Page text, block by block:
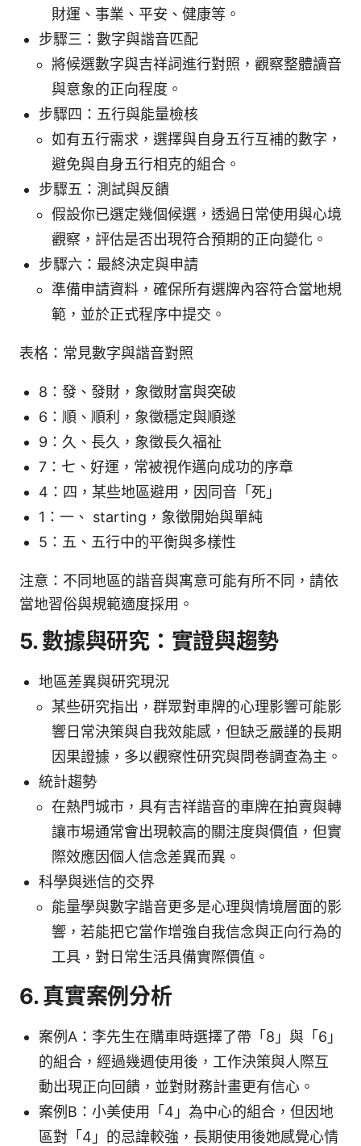
財運、事業、平安、健康等。
步驟三：數字與諧音匹配
將候選數字與吉祥詞進行對照，觀察整體讀音
與意象的正向程度。
步驟四：五行與能量檢核
如有五行需求，選擇與自身五行互補的數字，
避免與自身五行相克的組合。
步驟五：測試與反饋
假設你已選定幾個候選，透過日常使用與心境
觀察，評估是否出現符合預期的正向變化。
步驟六：最終決定與申請
準備申請資料，確保所有選牌內容符合當地規
範，並於正式程序中提交。
表格：常見數字與諧音對照
8：發、發財，象徵財富與突破
6：順、順利，象徵穩定與順遂
9：久、長久，象徵長久福祉
7：七、好運，常被視作邁向成功的序章
4：四，某些地區避用，因同音「死」
1：一、 starting，象徵開始與單純
5：五、五行中的平衡與多樣性
注意：不同地區的諧音與寓意可能有所不同，請依
當地習俗與規範適度採用。
5. 數據與研究：實證與趨勢
地區差異與研究現況
某些研究指出，群眾對車牌的心理影響可能影
響日常決策與自我效能感，但缺乏嚴謹的長期
因果證據，多以觀察性研究與問卷調查為主。
統計趨勢
在熱門城市，具有吉祥諧音的車牌在拍賣與轉
讓市場通常會出現較高的關注度與價值，但實
際效應因個人信念差異而異。
科學與迷信的交界
能量學與數字諧音更多是心理與情境層面的影
響，若能把它當作增強自我信念與正向行為的
工具，對日常生活具備實際價值。
6. 真實案例分析
案例A：李先生在購車時選擇了帶「8」與「6」
的組合，經過幾週使用後，工作決策與人際互
動出現正向回饋，並對財務計畫更有信心。
案例B：小美使用「4」為中心的組合，但因地
區對「4」的忌諱較強，長期使用後她感覺心情